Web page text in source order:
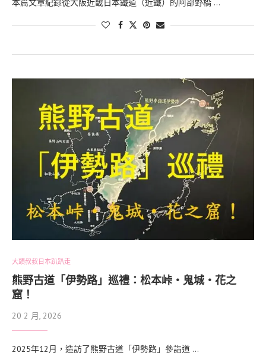
本篇文章紀錄從大阪近畿日本鐵道（近鐵）的阿部野橋 …
大頭叔叔日本趴趴走
熊野古道「伊勢路」巡禮：松本峠・鬼城・花之
窟！
20 2 月, 2026
2025年12月，造訪了熊野古道「伊勢路」參詣道 …